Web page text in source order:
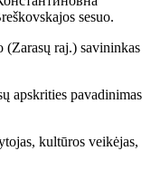
sesuo.
(Zarasų raj.) savininkas
apskrities pavadinimas
kultūros veikėjas,